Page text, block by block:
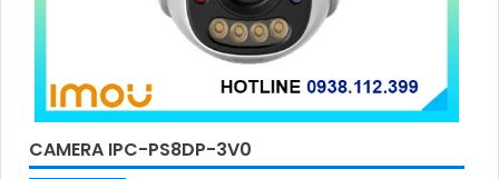
CAMERA IPC-PS8DP-3V0